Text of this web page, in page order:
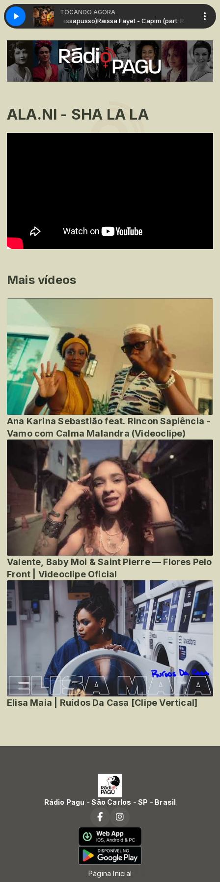
TOCANDO AGORA
(part. Russo Passapusso)Raissa Fayet - Capim (part. Russo
ALA.NI - SHA LA LA
Mais vídeos
Ana Karina Sebastião feat. Rincon Sapiência -
Vamo com Calma Malandra (Videoclipe)
Valente, Baby Moi & Saint Pierre — Flores Pelo
Front | Videoclipe Oficial
Elisa Maia | Ruídos Da Casa [Clipe Vertical]
Rádio Pagu - São Carlos - SP - Brasil
Página Inicial